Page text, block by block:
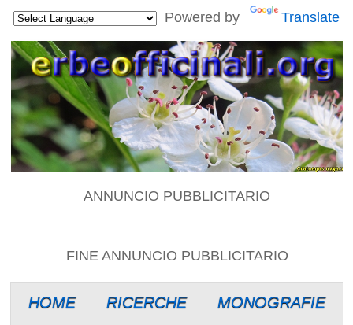
Powered by Translate
ANNUNCIO PUBBLICITARIO
FINE ANNUNCIO PUBBLICITARIO
HOME RICERCHE MONOGRAFIE